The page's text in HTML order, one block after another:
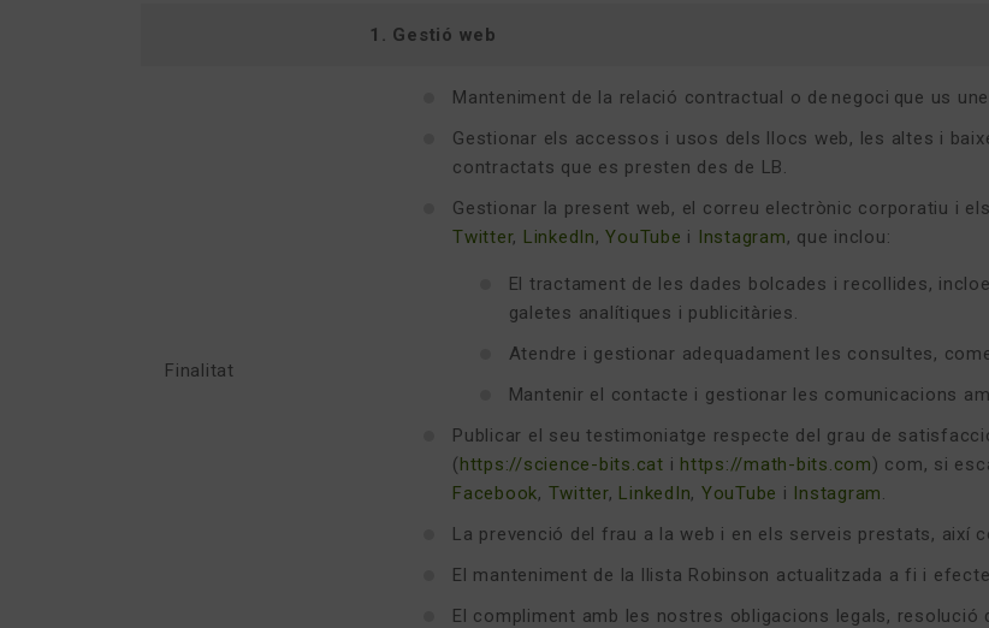
1. Gestió web
Finalitat
Manteniment de la relació contractual o de negoci que us
Gestionar els accessos i usos dels llocs web, les altes i
contractats que es presten des de LB.
Gestionar la present web, el correu electrònic corporatiu i
Twitter, LinkedIn,YouTube i Instagram, que inclou:
El tractament de les dades bolcades i recollides,
galetes analítiques i publicitàries.
Atendre i gestionar adequadament les consultes,
Mantenir el contacte i gestionar les comunicacions
Publicar el seu testimoniatge respecte del grau de
(https://science-bits.cat i https://math-bits.com) com, si
Facebook, Twitter, LinkedIn, YouTube i Instagram.
La prevenció del frau a la web i en els serveis prestats, així
El manteniment de la llista Robinson actualitzada a fi i
El compliment amb les nostres obligacions legals, resolució